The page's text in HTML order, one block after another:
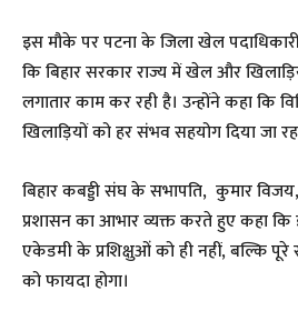
इस मौके पर पटना के जिला खेल
कि बिहार सरकार राज्य में खेल और
लगातार काम कर रही है। उन्होंने कहा कि
खिलाड़ियों को हर संभव सहयोग दिया जा
बिहार कबड्डी संघ के सभापति, कुमार
प्रशासन का आभार व्यक्त करते हुए कहा
एकेडमी के प्रशिक्षुओं को ही नहीं, बल्कि पूरे
को फायदा होगा।